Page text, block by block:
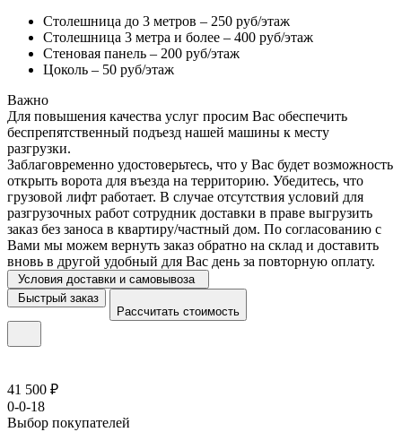
Столешница до 3 метров – 250 руб/этаж
Столешница 3 метра и более – 400 руб/этаж
Стеновая панель – 200 руб/этаж
Цоколь – 50 руб/этаж
Важно
Для повышения качества услуг просим Вас обеспечить
беспрепятственный подъезд нашей машины к месту
разгрузки.
Заблаговременно удостоверьтесь, что у Вас будет возможность
открыть ворота для въезда на территорию. Убедитесь, что
грузовой лифт работает. В случае отсутствия условий для
разгрузочных работ сотрудник доставки в праве выгрузить
заказ без заноса в квартиру/частный дом. По согласованию с
Вами мы можем вернуть заказ обратно на склад и доставить
вновь в другой удобный для Вас день за повторную оплату.
Условия доставки и самовывоза
Быстрый заказ
Рассчитать стоимость
41 500 ₽
0-0-18
Выбор покупателей